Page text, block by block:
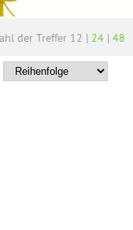
der Treffer 12 | 24 | 48